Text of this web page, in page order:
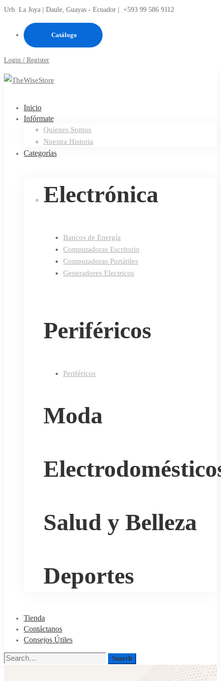
Urb. La Joya | Daule, Guayas - Ecuador | +593 99 586 9112
Catálogo
Login / Register
Inicio
Infórmate
Quienes Somos
Nuestra Historia
Categorías
Electrónica
Bancos de Energía
Computadoras Escritorio
Computadoras Portátiles
Generadores Electricos
Periféricos
Periféricos
Moda
Salud y Belleza
Deportes
Tienda
Contáctanos
Consejos Útiles
Search
Search